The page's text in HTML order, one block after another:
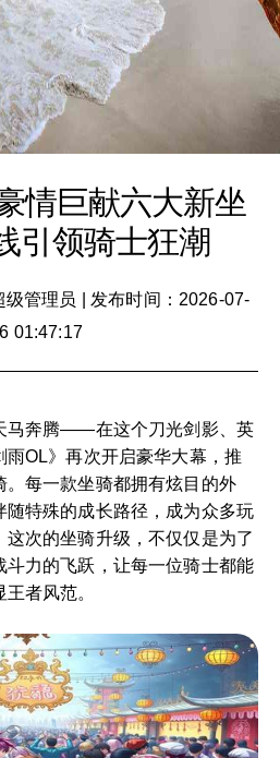
情巨献六大新坐
引领骑士狂潮
级管理员
发布时间：2026-07-
01:47:17
马奔腾——在这个刀光剑影、英
OL》再次开启豪华大幕，推
。每一款坐骑都拥有炫目的外
特殊的成长路径，成为众多玩
次的坐骑升级，不仅仅是为了
力的飞跃，让每一位骑士都能
者风范。